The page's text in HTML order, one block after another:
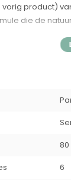
product)
die de
80
6